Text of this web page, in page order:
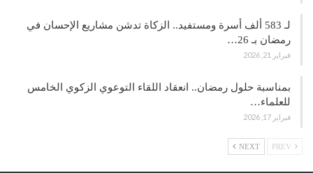
لـ 583 ألف أسرة ومستفيد.. الزكاة تدشن مشاريع الإحسان في
رمضان بـ 26…
فبراير 21, 2026
بمناسبة حلول رمضان.. انعقاد اللقاء التوعوي الزكوي الخامس
للعلماء…
فبراير 17, 2026
NEXT